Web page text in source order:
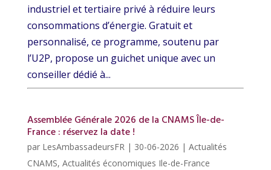
industriel et tertiaire privé à réduire leurs
consommations d’énergie. Gratuit et
personnalisé, ce programme, soutenu par
l’U2P, propose un guichet unique avec un
conseiller dédié à...
Assemblée Générale 2026 de la CNAMS Île-de-
France : réservez la date !
par LesAmbassadeursFR| 30-06-2026 | Actualités
CNAMS, Actualités économiques Ile-de-France